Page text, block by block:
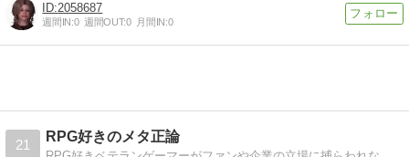
2058687
週間IN:0 週間OUT:0 月間IN:0
21
RPG好きのメタ正論